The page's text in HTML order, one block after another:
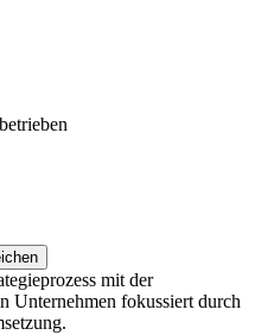
mit der
Unternehmen fokussiert durch